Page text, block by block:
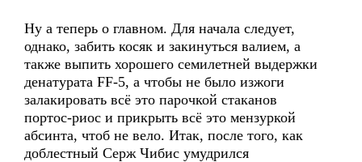
Ну а теперь о главном. Для начала следует,
однако, забить косяк и закинуться валием, а
также выпить хорошего семилетней выдержки
денатурата FF-5, а чтобы не было изжоги
залакировать всё это парочкой стаканов
портос-риос и прикрыть всё это мензуркой
абсинта, чтоб не вело. Итак, после того, как
доблестный Серж Чибис умудрился